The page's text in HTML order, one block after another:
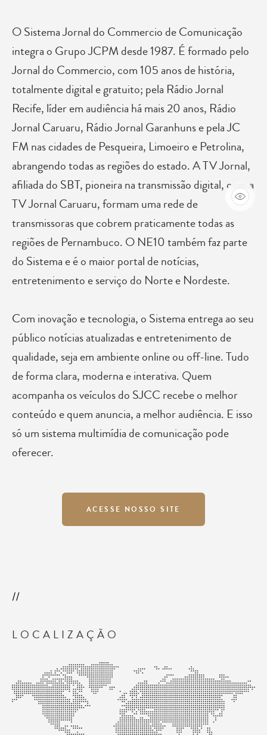
O Sistema Jornal do Commercio de Comunicação
integra o Grupo JCPM desde 1987. É formado pelo
Jornal do Commercio, com 105 anos de história,
totalmente digital e gratuito; pela Rádio Jornal
Recife, líder em audiência há mais 20 anos, Rádio
Jornal Caruaru, Rádio Jornal Garanhuns e pela JC
FM nas cidades de Pesqueira, Limoeiro e Petrolina,
abrangendo todas as regiões do estado. A TV Jornal,
afiliada do SBT, pioneira na transmissão digital, com a
TV Jornal Caruaru, formam uma rede de
transmissoras que cobrem praticamente todas as
regiões de Pernambuco. O NE10 também faz parte
do Sistema e é o maior portal de notícias,
entretenimento e serviço do Norte e Nordeste.
Com inovação e tecnologia, o Sistema entrega ao seu
público notícias atualizadas e entretenimento de
qualidade, seja em ambiente online ou off-line. Tudo
de forma clara, moderna e interativa. Quem
acompanha os veículos do SJCC recebe o melhor
conteúdo e quem anuncia, a melhor audiência. E isso
só um sistema multimídia de comunicação pode
oferecer.
ACESSE NOSSO SITE
LOCALIZAÇÃO